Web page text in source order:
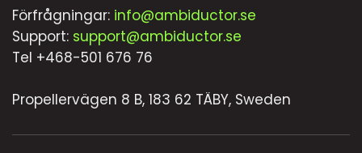
Förfrågningar: info@ambiductor.se
Support: support@ambiductor.se
Tel +468-501 676 76
Propellervägen 8 B, 183 62 TÄBY, Sweden